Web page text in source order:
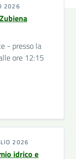
2026
- presso la
ore 12:15
2026
idrico e